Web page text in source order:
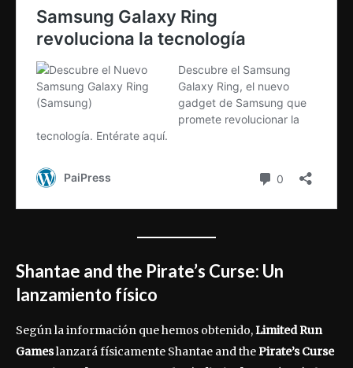
Shantae and the Pirate’s Curse: Un
lanzamiento físico
Según la información que hemos obtenido,Limited Run
Gameslanzará físicamente Shantae and thePirate’s Curse